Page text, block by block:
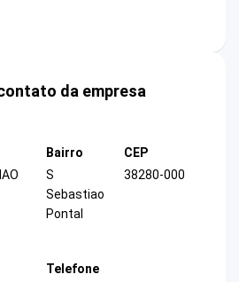
da empresa
Bairro
S
Sebastiao
Pontal
CEP
38280-000
Telefone